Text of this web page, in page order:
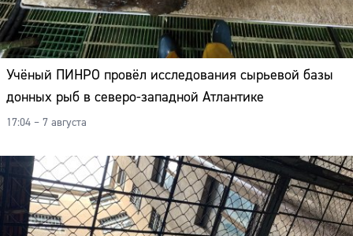
Учёный ПИНРО провёл исследования сырьевой базы
донных рыб в северо-западной Атлантике
17:04 – 7 августа